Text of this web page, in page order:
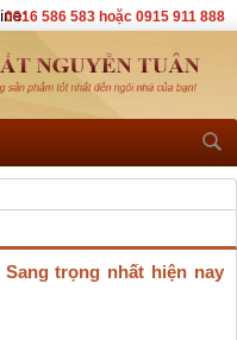
0916 586 583 hoặc 0915 911 888
trọng nhất hiện nay